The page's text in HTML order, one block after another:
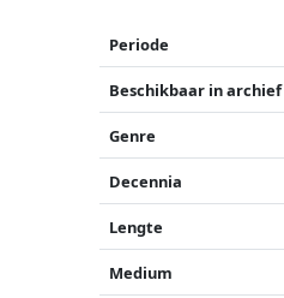
Periode
Beschikbaar in archief
Genre
Decennia
Lengte
Medium